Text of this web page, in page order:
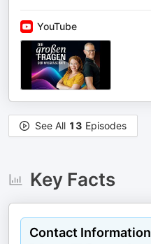
YouTube
See All 13 Episodes
Key Facts
Contact Information